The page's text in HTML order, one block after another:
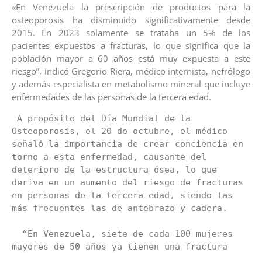
«En Venezuela la prescripción de productos para la
osteoporosis ha disminuido significativamente desde
2015. En 2023 solamente se trataba un 5% de los
pacientes expuestos a fracturas, lo que significa que la
población mayor a 60 años está muy expuesta a este
riesgo”, indicó Gregorio Riera, médico internista, nefrólogo
y además especialista en metabolismo mineral que incluye
enfermedades de las personas de la tercera edad.
Osteoporosis, el 20 de octubre, el médico
señaló la importancia de crear conciencia en
torno a esta enfermedad, causante del
deterioro de la estructura ósea, lo que
deriva en un aumento del riesgo de fracturas
en personas de la tercera edad, siendo las
más frecuentes las de antebrazo y cadera.
mayores de 50 años ya tienen una fractura